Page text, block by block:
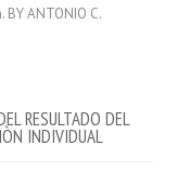
ANTONIO C.
RESULTADO DEL
INDIVIDUAL